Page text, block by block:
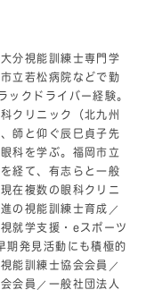
分視能訓練士専門学
立若松病院などで勤
ックドライバー経験。
クリニック（北九州
師と仰ぐ辰巳貞子先
科を学ぶ。福岡市立
経て、有志らと一般
在複数の眼科クリニ
の視能訓練士育成／
就学支援・eスポーツ
期発見活動にも積極的
能訓練士協会会員／
会員／一般社団法人